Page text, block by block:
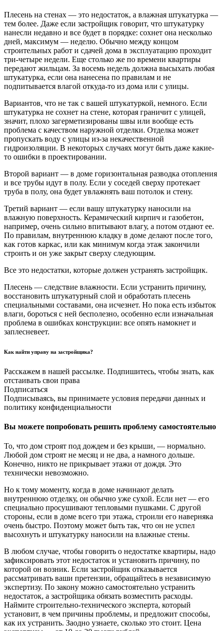
Плесень на стенах — это недостаток, а влажная штукатурка —
тем более. Даже если застройщик говорит, что штукатурку
нанесли недавно и все будет в порядке: сохнет она несколько
дней, максимум — неделю. Обычно между концом
строительных работ и сдачей дома в эксплуатацию проходит
три-четыре недели. Еще столько же по времени квартиры
передают жильцам. За восемь недель должна высыхать любая
штукатурка, если она нанесена по правилам и не
подпитывается влагой откуда-то из дома или с улицы.
Вариантов, что не так с вашей штукатуркой, немного. Если
штукатурка не сохнет на стене, которая граничит с улицей,
значит, плохо загерметизированы швы или вообще есть
проблема с качеством наружной отделки. Отделка может
пропускать воду с улицы из-за некачественной
гидроизоляции. В некоторых случаях могут быть даже какие-
то ошибки в проектировании.
Второй вариант — в доме горизонтальная разводка отопления
и все трубы идут в полу. Если у соседей сверху протекает
труба в полу, она будет увлажнять ваш потолок и стену.
Третий вариант — если вашу штукатурку наносили на
влажную поверхность. Керамический кирпич и газобетон,
например, очень сильно впитывают влагу, а потом отдают ее.
По правилам, внутреннюю кладку в доме делают после того,
как готов каркас, или как минимум когда этаж закончили
строить и он уже закрыт сверху следующим.
Все это недостатки, которые должен устранять застройщик.
Плесень — следствие влажности. Если устранить причину,
восстановить штукатурный слой и обработать плесень
специальными составами, она исчезнет. Но пока есть избыток
влаги, бороться с ней бесполезно, особенно если изначальная
проблема в ошибках конструкции: все опять намокнет и
заплесневеет.
Как найти управу на застройщика?
Расскажем в нашей рассылке. Подпишитесь, чтобы знать, как
отстаивать свои права
Подписаться
Подписываясь, вы принимаете условия передачи данных и
политику конфиденциальности
Вы можете попробовать решить проблему самостоятельно
То, что дом строят под дождем и без крыши, — нормально.
Любой дом строят не месяц и не два, а намного дольше.
Конечно, никто не прикрывает этажи от дождя. Это
технически невозможно.
Но к тому моменту, когда в доме начинают делать
внутреннюю отделку, он обычно уже сухой. Если нет — его
специально просушивают тепловыми пушками. С другой
стороны, если в доме всего три этажа, строили его наверняка
очень быстро. Поэтому может быть так, что он не успел
высохнуть и штукатурку наносили на влажные стены.
В любом случае, чтобы говорить о недостатке квартиры, надо
зафиксировать этот недостаток и установить причину, по
которой он возник. Если застройщик отказывается
рассматривать ваши претензии, обращайтесь в независимую
экспертизу. По закону можно самостоятельно устранить
недостаток, а застройщика обязать возместить расходы.
Наймите строительно-технического эксперта, который
установит, в чем причины проблемы, и предложит способы,
как их устранить. Заодно узнаете, сколько это стоит. Цена